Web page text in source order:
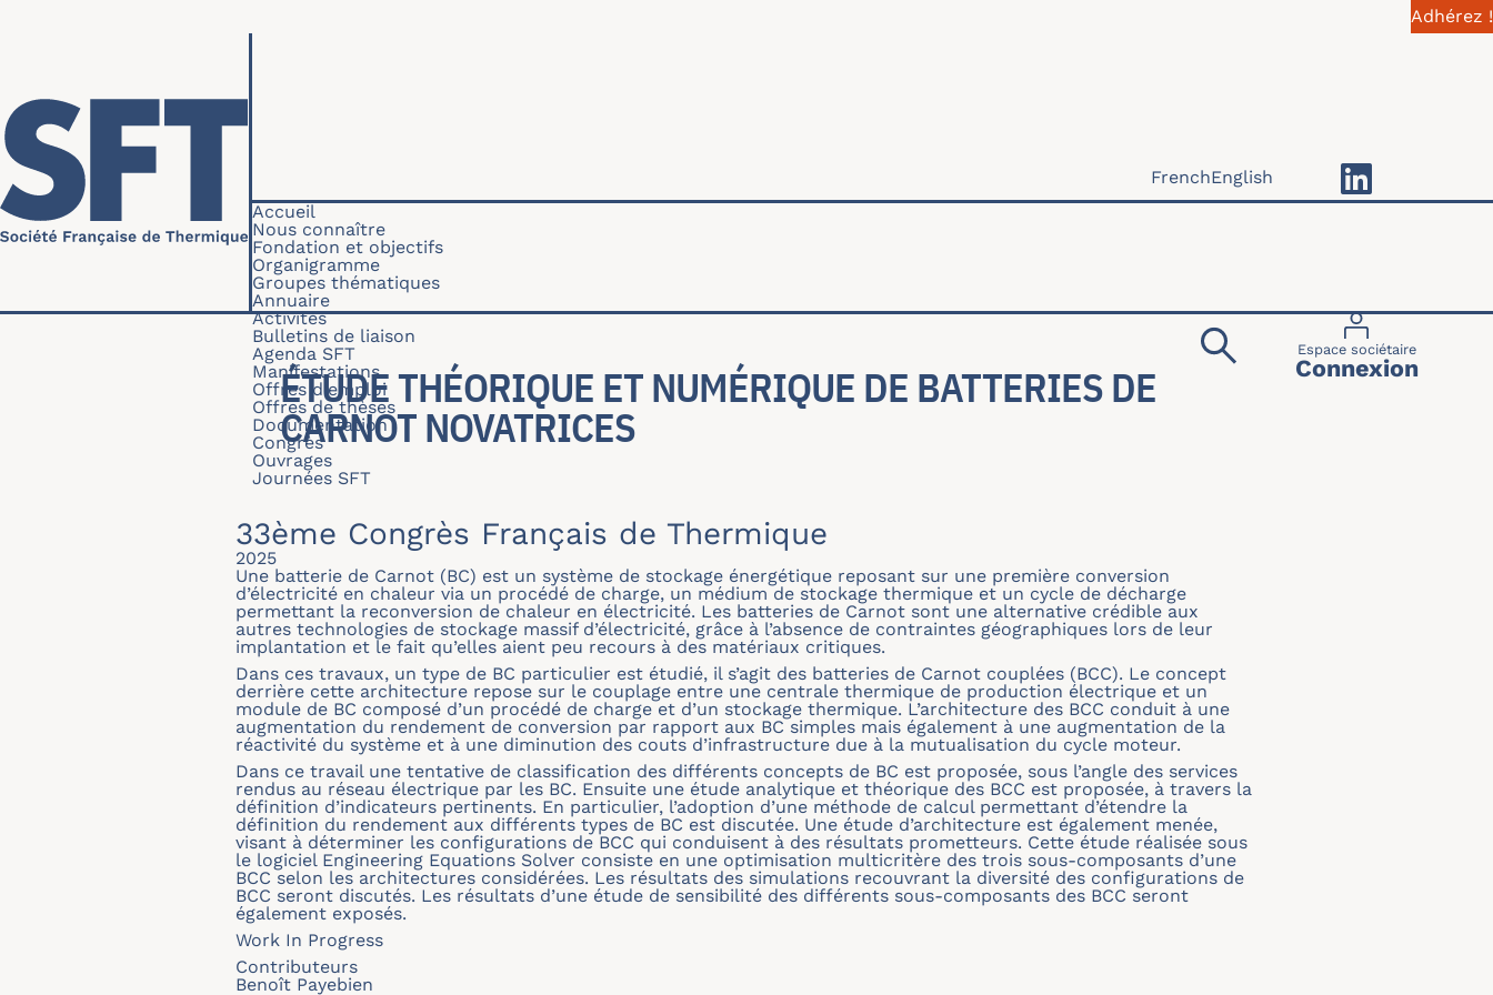
Adhérez !
Navigation principale
Accueil
Nous connaître
Fondation et objectifs
Organigramme
Groupes thématiques
Annuaire
Activités
Bulletins de liaison
Agenda SFT
Manifestations
Offres d'emploi
Offres de thèses
Documentation
Congrès
Ouvrages
Journées SFT
Menu du
Espace sociétaire
Connexion
FrenchEnglish
ÉTUDE THÉORIQUE ET NUMÉRIQUE DE BATTERIES DE
CARNOT NOVATRICES
33ème Congrès Français de Thermique
2025
Une batterie de Carnot (BC) est un système de stockage énergétique reposant sur une première conversion
d’électricité en chaleur via un procédé de charge, un médium de stockage thermique et un cycle de décharge
permettant la reconversion de chaleur en électricité. Les batteries de Carnot sont une alternative crédible aux
autres technologies de stockage massif d’électricité, grâce à l’absence de contraintes géographiques lors de leur
implantation et le fait qu’elles aient peu recours à des matériaux critiques.
Dans ces travaux, un type de BC particulier est étudié, il s’agit des batteries de Carnot couplées (BCC). Le concept
derrière cette architecture repose sur le couplage entre une centrale thermique de production électrique et un
module de BC composé d’un procédé de charge et d’un stockage thermique. L’architecture des BCC conduit à une
augmentation du rendement de conversion par rapport aux BC simples mais également à une augmentation de la
réactivité du système et à une diminution des couts d’infrastructure due à la mutualisation du cycle moteur.
Dans ce travail une tentative de classification des différents concepts de BC est proposée, sous l’angle des services
rendus au réseau électrique par les BC. Ensuite une étude analytique et théorique des BCC est proposée, à travers la
définition d’indicateurs pertinents. En particulier, l’adoption d’une méthode de calcul permettant d’étendre la
définition du rendement aux différents types de BC est discutée. Une étude d’architecture est également menée,
visant à déterminer les configurations de BCC qui conduisent à des résultats prometteurs. Cette étude réalisée sous
le logiciel Engineering Equations Solver consiste en une optimisation multicritère des trois sous-composants d’une
BCC selon les architectures considérées. Les résultats des simulations recouvrant la diversité des configurations de
BCC seront discutés. Les résultats d’une étude de sensibilité des différents sous-composants des BCC seront
également exposés.
Work In Progress
Contributeurs
Benoît Payebien